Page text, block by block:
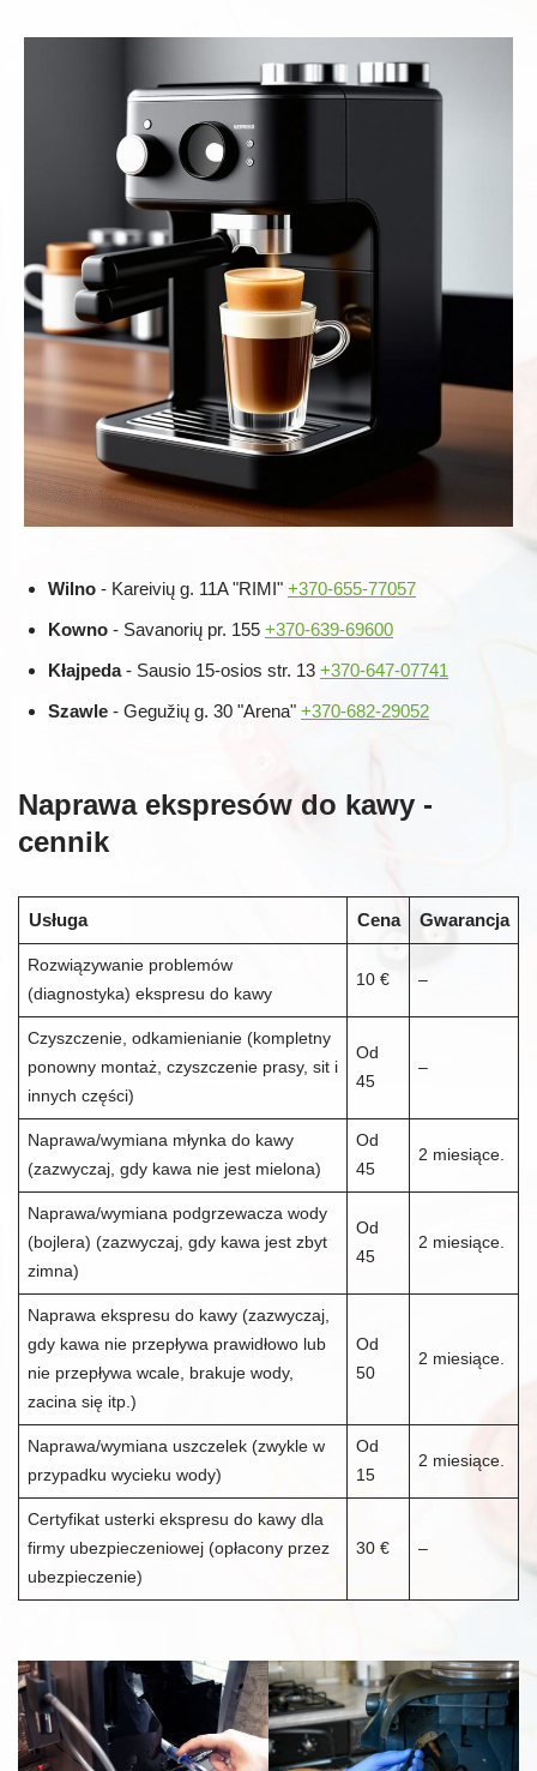
Wilno - Kareivių g. 11A "RIMI" +370-655-77057
Kowno - Savanorių pr. 155 +370-639-69600
Kłajpeda- Sausio 15-osios str. 13 +370-647-07741
Szawle - Gegužių g. 30 "Arena" +370-682-29052
Naprawa ekspresów do kawy -
cennik
Usługa Cena Gwarancja
Rozwiązywanie problemów
(diagnostyka) ekspresu do kawy
10 € –
Czyszczenie, odkamienianie (kompletny
ponowny montaż, czyszczenie prasy, sit i
innych części)
Od
45
–
Naprawa/wymiana młynka do kawy
(zazwyczaj, gdy kawa nie jest mielona)
Od
45
2 miesiące.
Naprawa/wymiana podgrzewacza wody
(bojlera) (zazwyczaj, gdy kawa jest zbyt
zimna)
Od
45
2 miesiące.
Naprawa ekspresu do kawy (zazwyczaj,
gdy kawa nie przepływa prawidłowo lub
nie przepływa wcale, brakuje wody,
zacina się itp.)
Od
50
2 miesiące.
Naprawa/wymiana uszczelek (zwykle w
przypadku wycieku wody)
Od
15
2 miesiące.
Certyfikat usterki ekspresu do kawy dla
firmy ubezpieczeniowej (opłacony przez
ubezpieczenie)
30 € –